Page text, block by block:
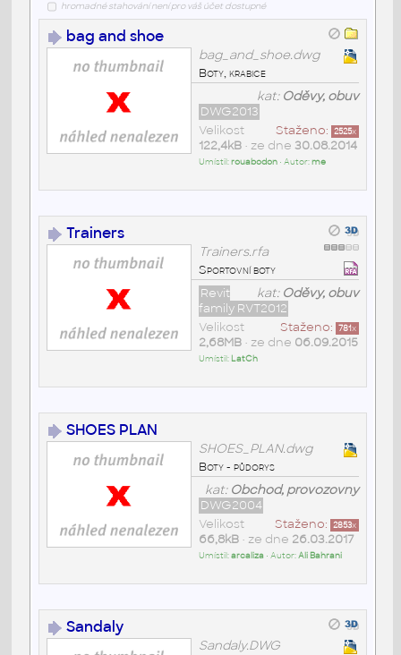
hromadné stahování není pro váš účet dostupné
bag and shoe
bag_and_shoe.dwg
Boty, krabice
kat: Oděvy, obuv
DWG2013
Staženo: 2525x
Velikost
122,4kB• ze dne 30.08.2014
Umístil:rouabodon• Autor:me
Trainers
Trainers.rfa
Sportovní boty
kat: Oděvy, obuv
Revit
family RVT2012
Staženo: 781x
Velikost
2,68MB• ze dne 06.09.2015
Umístil: LatCh
SHOES PLAN
SHOES_PLAN.dwg
Boty - půdorys
kat: Obchod, provozovny
DWG2004
Staženo: 2853x
Velikost
66,8kB• ze dne 26.03.2017
Umístil:arcaliza • Autor:Ali Bahrani
Sandaly
Sandaly.DWG